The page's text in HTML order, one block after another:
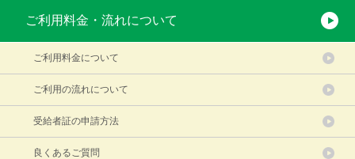
ご利用料金・流れについて
ご利用料金について
ご利用の流れについて
受給者証の申請方法
良くあるご質問